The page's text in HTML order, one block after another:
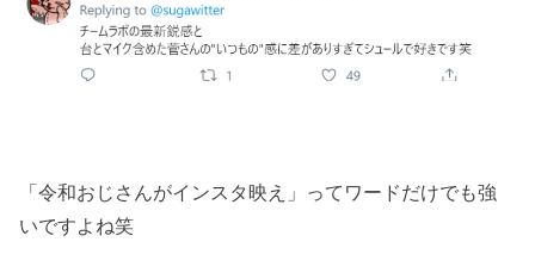
「令和おじさんがインスタ映え」ってワードだけでも強
いですよね笑